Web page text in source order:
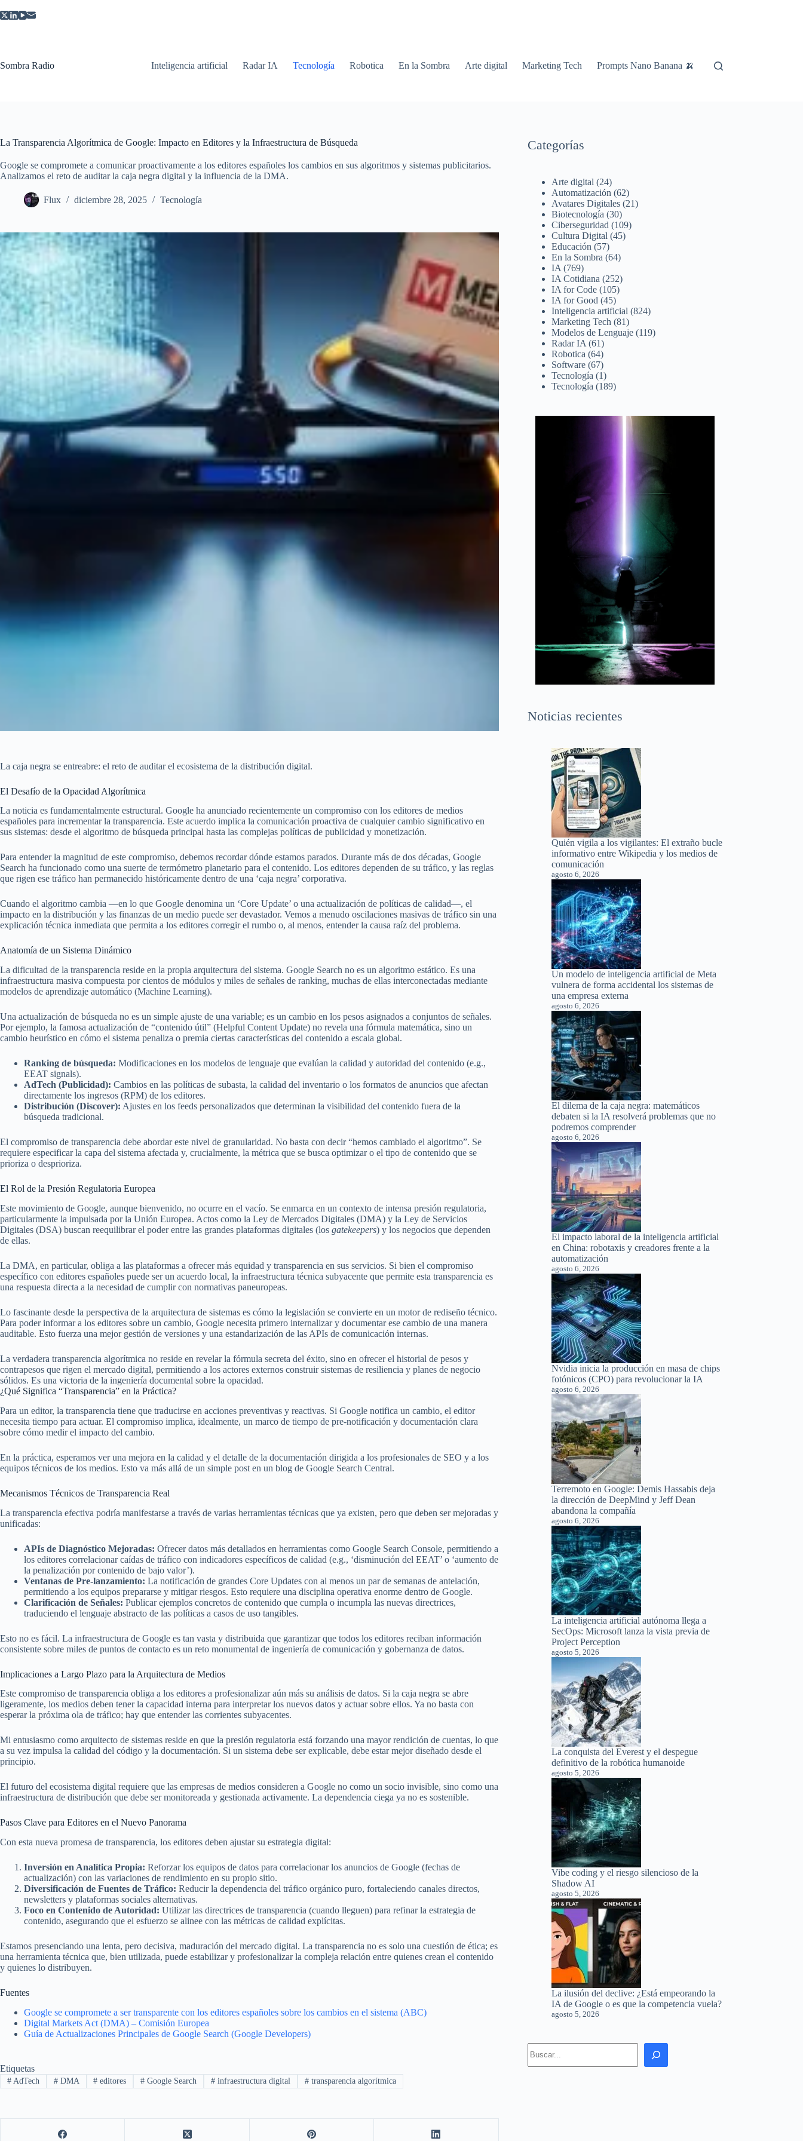
al
Sombra Radio Inteligencia artificial Radar IA Tecnología Robotica En la Sombra Arte digital Marketing Tech Prompts Nano Banana 🍌
La Transparencia Algorítmica de Google: Impacto en Editores y la Infraestructura de Búsqueda
Google se compromete a comunicar proactivamente a los editores españoles los cambios en sus algoritmos y sistemas publicitarios.
Analizamos el reto de auditar la caja negra digital y la influencia de la DMA.
Flux diciembre 28, 2025 Tecnología
La caja negra se entreabre: el reto de auditar el ecosistema de la distribución digital.
El Desafío de la Opacidad Algorítmica
La noticia es fundamentalmente estructural. Google ha anunciado recientemente un compromiso con los editores de medios
españoles para incrementar la transparencia. Este acuerdo implica la comunicación proactiva de cualquier cambio significativo en
sus sistemas: desde el algoritmo de búsqueda principal hasta las complejas políticas de publicidad y monetización.
Para entender la magnitud de este compromiso, debemos recordar dónde estamos parados. Durante más de dos décadas, Google
Search ha funcionado como una suerte de termómetro planetario para el contenido. Los editores dependen de su tráfico, y las reglas
que rigen ese tráfico han permanecido históricamente dentro de una ‘caja negra’ corporativa.
Cuando el algoritmo cambia —en lo que Google denomina un ‘Core Update’ o una actualización de políticas de calidad—, el
impacto en la distribución y las finanzas de un medio puede ser devastador. Vemos a menudo oscilaciones masivas de tráfico sin una
explicación técnica inmediata que permita a los editores corregir el rumbo o, al menos, entender la causa raíz del problema.
Anatomía de un Sistema Dinámico
La dificultad de la transparencia reside en la propia arquitectura del sistema. Google Search no es un algoritmo estático. Es una
infraestructura masiva compuesta por cientos de módulos y miles de señales de ranking, muchas de ellas interconectadas mediante
modelos de aprendizaje automático (Machine Learning).
Una actualización de búsqueda no es un simple ajuste de una variable; es un cambio en los pesos asignados a conjuntos de señales.
Por ejemplo, la famosa actualización de “contenido útil” (Helpful Content Update) no revela una fórmula matemática, sino un
cambio heurístico en cómo el sistema penaliza o premia ciertas características del contenido a escala global.
Ranking de búsqueda: Modificaciones en los modelos de lenguaje que evalúan la calidad y autoridad del contenido (e.g.,
EEAT signals).
AdTech (Publicidad): Cambios en las políticas de subasta, la calidad del inventario o los formatos de anuncios que afectan
directamente los ingresos (RPM) de los editores.
Distribución (Discover): Ajustes en los feeds personalizados que determinan la visibilidad del contenido fuera de la
búsqueda tradicional.
El compromiso de transparencia debe abordar este nivel de granularidad. No basta con decir “hemos cambiado el algoritmo”. Se
requiere especificar la capa del sistema afectada y, crucialmente, la métrica que se busca optimizar o el tipo de contenido que se
prioriza o desprioriza.
El Rol de la Presión Regulatoria Europea
Este movimiento de Google, aunque bienvenido, no ocurre en el vacío. Se enmarca en un contexto de intensa presión regulatoria,
particularmente la impulsada por la Unión Europea. Actos como la Ley de Mercados Digitales (DMA) y la Ley de Servicios
Digitales (DSA) buscan reequilibrar el poder entre las grandes plataformas digitales (los gatekeepers) y los negocios que dependen
de ellas.
La DMA, en particular, obliga a las plataformas a ofrecer más equidad y transparencia en sus servicios. Si bien el compromiso
específico con editores españoles puede ser un acuerdo local, la infraestructura técnica subyacente que permite esta transparencia es
una respuesta directa a la necesidad de cumplir con normativas paneuropeas.
Lo fascinante desde la perspectiva de la arquitectura de sistemas es cómo la legislación se convierte en un motor de rediseño técnico.
Para poder informar a los editores sobre un cambio, Google necesita primero internalizar y documentar ese cambio de una manera
auditable. Esto fuerza una mejor gestión de versiones y una estandarización de las APIs de comunicación internas.
La verdadera transparencia algorítmica no reside en revelar la fórmula secreta del éxito, sino en ofrecer el historial de pesos y
contrapesos que rigen el mercado digital, permitiendo a los actores externos construir sistemas de resiliencia y planes de negocio
sólidos. Es una victoria de la ingeniería documental sobre la opacidad.
¿Qué Significa “Transparencia” en la Práctica?
Para un editor, la transparencia tiene que traducirse en acciones preventivas y reactivas. Si Google notifica un cambio, el editor
necesita tiempo para actuar. El compromiso implica, idealmente, un marco de tiempo de pre-notificación y documentación clara
sobre cómo medir el impacto del cambio.
En la práctica, esperamos ver una mejora en la calidad y el detalle de la documentación dirigida a los profesionales de SEO y a los
equipos técnicos de los medios. Esto va más allá de un simple post en un blog de Google Search Central.
Mecanismos Técnicos de Transparencia Real
La transparencia efectiva podría manifestarse a través de varias herramientas técnicas que ya existen, pero que deben ser mejoradas y
unificadas:
APIs de Diagnóstico Mejoradas: Ofrecer datos más detallados en herramientas como Google Search Console, permitiendo a
los editores correlacionar caídas de tráfico con indicadores específicos de calidad (e.g., ‘disminución del EEAT’ o ‘aumento de
la penalización por contenido de bajo valor’).
Ventanas de Pre-lanzamiento: La notificación de grandes Core Updates con al menos un par de semanas de antelación,
permitiendo a los equipos prepararse y mitigar riesgos. Esto requiere una disciplina operativa enorme dentro de Google.
Clarificación de Señales: Publicar ejemplos concretos de contenido que cumpla o incumpla las nuevas directrices,
traduciendo el lenguaje abstracto de las políticas a casos de uso tangibles.
Esto no es fácil. La infraestructura de Google es tan vasta y distribuida que garantizar que todos los editores reciban información
consistente sobre miles de puntos de contacto es un reto monumental de ingeniería de comunicación y gobernanza de datos.
Implicaciones a Largo Plazo para la Arquitectura de Medios
Este compromiso de transparencia obliga a los editores a profesionalizar aún más su análisis de datos. Si la caja negra se abre
ligeramente, los medios deben tener la capacidad interna para interpretar los nuevos datos y actuar sobre ellos. Ya no basta con
esperar la próxima ola de tráfico; hay que entender las corrientes subyacentes.
Mi entusiasmo como arquitecto de sistemas reside en que la presión regulatoria está forzando una mayor rendición de cuentas, lo que
a su vez impulsa la calidad del código y la documentación. Si un sistema debe ser explicable, debe estar mejor diseñado desde el
principio.
El futuro del ecosistema digital requiere que las empresas de medios consideren a Google no como un socio invisible, sino como una
infraestructura de distribución que debe ser monitoreada y gestionada activamente. La dependencia ciega ya no es sostenible.
Pasos Clave para Editores en el Nuevo Panorama
Con esta nueva promesa de transparencia, los editores deben ajustar su estrategia digital:
Inversión en Analítica Propia: Reforzar los equipos de datos para correlacionar los anuncios de Google (fechas de
actualización) con las variaciones de rendimiento en su propio sitio.
Diversificación de Fuentes de Tráfico: Reducir la dependencia del tráfico orgánico puro, fortaleciendo canales directos,
newsletters y plataformas sociales alternativas.
Foco en Contenido de Autoridad: Utilizar las directrices de transparencia (cuando lleguen) para refinar la estrategia de
contenido, asegurando que el esfuerzo se alinee con las métricas de calidad explícitas.
Estamos presenciando una lenta, pero decisiva, maduración del mercado digital. La transparencia no es solo una cuestión de ética; es
una herramienta técnica que, bien utilizada, puede estabilizar y profesionalizar la compleja relación entre quienes crean el contenido
y quienes lo distribuyen.
Fuentes
Google se compromete a ser transparente con los editores españoles sobre los cambios en el sistema (ABC)
Digital Markets Act (DMA) – Comisión Europea
Guía de Actualizaciones Principales de Google Search (Google Developers)
Etiquetas
#AdTech #DMA # editores # Google Search # infraestructura digital #transparencia algorítmica
Categorías
Arte digital (24)
Automatización (62)
Avatares Digitales (21)
Biotecnología (30)
Ciberseguridad (109)
Cultura Digital (45)
Educación (57)
En la Sombra (64)
IA (769)
IA Cotidiana (252)
IA for Code (105)
IA for Good (45)
Inteligencia artificial (824)
Marketing Tech (81)
Modelos de Lenguaje (119)
Radar IA (61)
Robotica (64)
Software (67)
Tecnología (1)
Tecnología (189)
Noticias recientes
Quién vigila a los vigilantes: El extraño bucle
informativo entre Wikipedia y los medios de
comunicación
agosto 6, 2026
Un modelo de inteligencia artificial de Meta
vulnera de forma accidental los sistemas de
una empresa externa
agosto 6, 2026
El dilema de la caja negra: matemáticos
debaten si la IA resolverá problemas que no
podremos comprender
agosto 6, 2026
El impacto laboral de la inteligencia artificial
en China: robotaxis y creadores frente a la
automatización
agosto 6, 2026
Nvidia inicia la producción en masa de chips
fotónicos (CPO) para revolucionar la IA
agosto 6, 2026
Terremoto en Google: Demis Hassabis deja
la dirección de DeepMind y Jeff Dean
abandona la compañía
agosto 6, 2026
La inteligencia artificial autónoma llega a
SecOps: Microsoft lanza la vista previa de
Project Perception
agosto 5, 2026
La conquista del Everest y el despegue
definitivo de la robótica humanoide
agosto 5, 2026
Vibe coding y el riesgo silencioso de la
Shadow AI
agosto 5, 2026
La ilusión del declive: ¿Está empeorando la
IA de Google o es que la competencia vuela?
agosto 5, 2026